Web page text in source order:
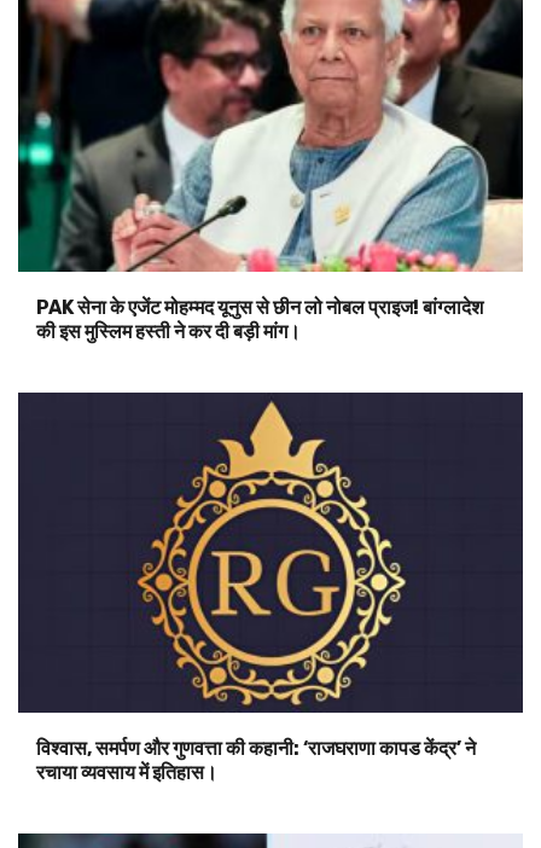
PAK सेना के एजेंट मोहम्मद यूनुस से छीन लो नोबल प्राइज! बांग्लादेश
की इस मुस्लिम हस्ती ने कर दी बड़ी मांग।
विश्वास, समर्पण और गुणवत्ता की कहानी: ‘राजघराणा कापड केंद्र’ ने
रचाया व्यवसाय में इतिहास।